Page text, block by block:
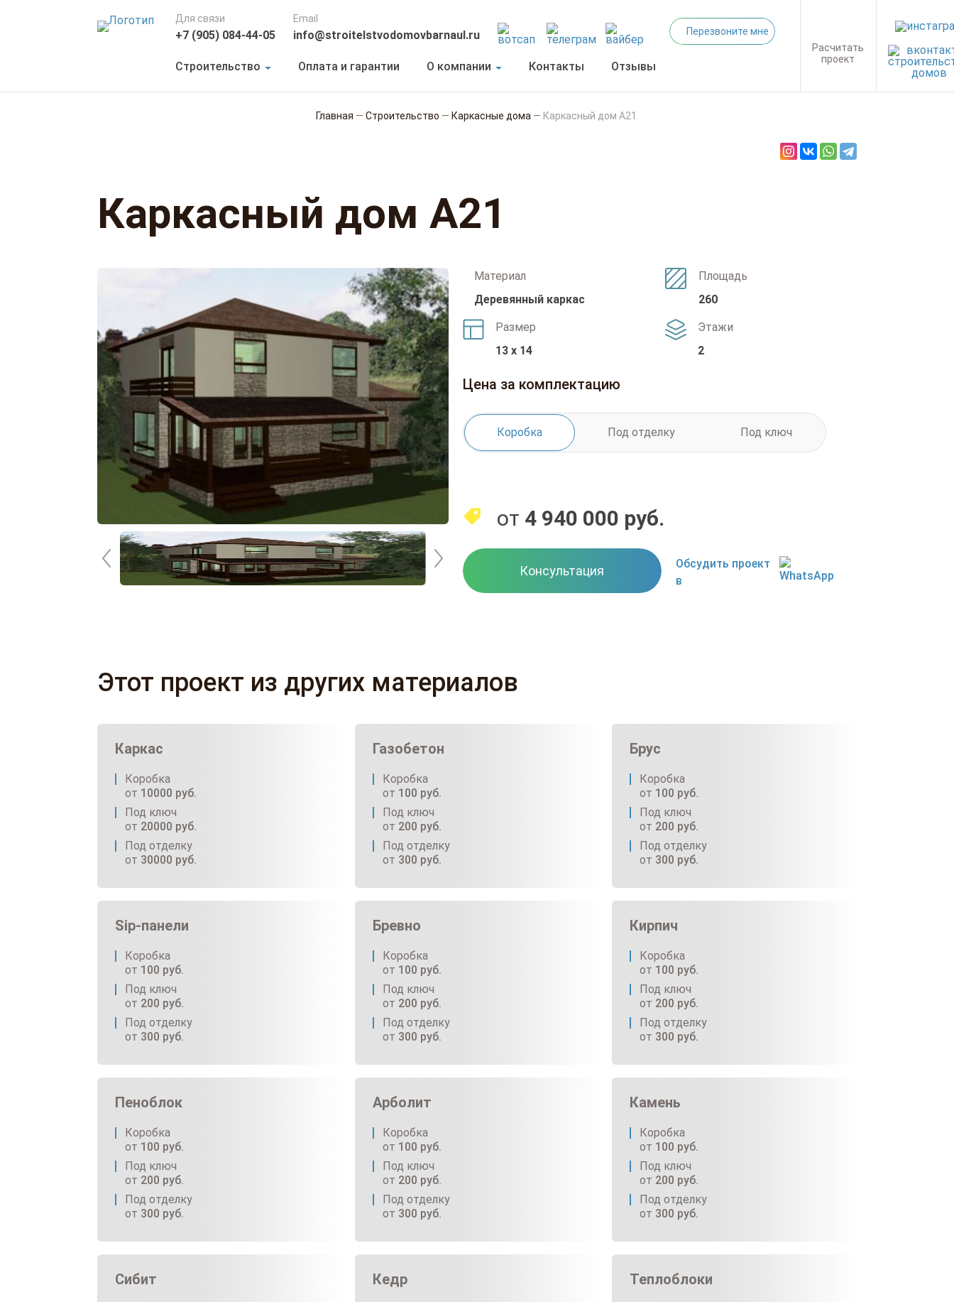
Для связи
+7 (905) 084-44-05
Email
info@stroitelstvodomovbarnaul.ru Перезвоните мне
Строительство Оплата и гарантии О компании Контакты Отзывы
Расчитать
проект
Главная — Строительство — Каркасные дома — Каркасный дом А21
Каркасный дом А21
Материал
Деревянный каркас
Площадь
260
Размер
13 x 14
Этажи
2
Цена за комплектацию
Коробка Под отделку Под ключ
от 4 940 000 руб.
Консультация
Обсудить проект
в
Этот проект из других материалов
Каркас
Коробка
от 10000 руб.
Под ключ
от 20000 руб.
Под отделку
от 30000 руб.
Газобетон
Коробка
от 100 руб.
Под ключ
от 200 руб.
Под отделку
от 300 руб.
Брус
Коробка
от 100 руб.
Под ключ
от 200 руб.
Под отделку
от 300 руб.
Sip-панели
Коробка
от 100 руб.
Под ключ
от 200 руб.
Под отделку
от 300 руб.
Бревно
Коробка
от 100 руб.
Под ключ
от 200 руб.
Под отделку
от 300 руб.
Кирпич
Коробка
от 100 руб.
Под ключ
от 200 руб.
Под отделку
от 300 руб.
Пеноблок
Коробка
от 100 руб.
Под ключ
от 200 руб.
Под отделку
от 300 руб.
Арболит
Коробка
от 100 руб.
Под ключ
от 200 руб.
Под отделку
от 300 руб.
Камень
Коробка
от 100 руб.
Под ключ
от 200 руб.
Под отделку
от 300 руб.
Сибит Кедр Теплоблоки